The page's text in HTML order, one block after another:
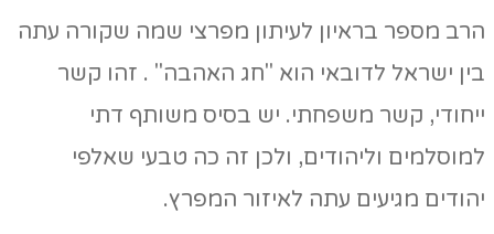
הרב מספר בראיון לעיתון מפרצי שמה שקורה עתה
בין ישראל לדובאי הוא "חג האהבה" . זהו קשר
ייחודי, קשר משפחתי. יש בסיס משותף דתי
למוסלמים וליהודים, ולכן זה כה טבעי שאלפי
יהודים מגיעים עתה לאיזור המפרץ.